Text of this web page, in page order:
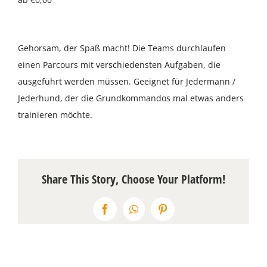
Terminkalender
Kontakt & Anfahrt
Gehorsam, der Spaß macht! Die Teams durchlaufen
einen Parcours mit verschiedensten Aufgaben, die
ausgeführt werden müssen. Geeignet für Jedermann /
Jederhund, der die Grundkommandos mal etwas anders
trainieren möchte.
Share This Story, Choose Your Platform!
FacebookWhatsAppPinterest